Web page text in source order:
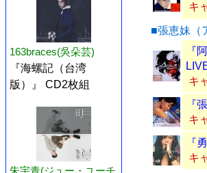
163braces(吳朵芸)
『海螺記（台湾
版）』 CD2枚組
朱宇青(ジュー・ユーチ
キ
■張恵妹（
『
キ
『
キ
『
キ